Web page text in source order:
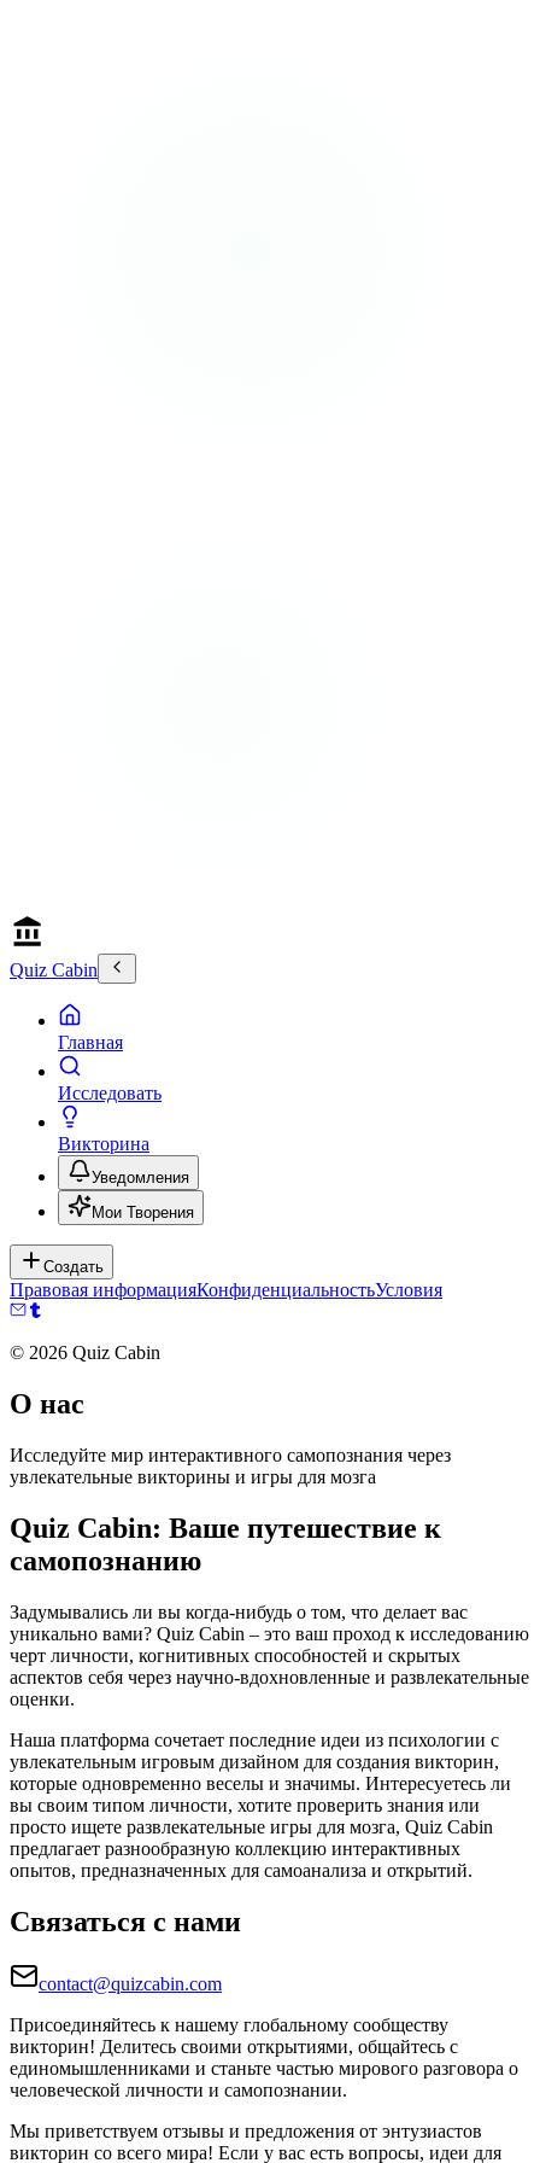
Quiz Cabin
Главная
Исследовать
Викторина
Уведомления
Мои Творения
Создать
Правовая информацияКонфиденциальностьУсловия
© 2026 Quiz Cabin
О нас
Исследуйте мир интерактивного самопознания через
увлекательные викторины и игры для мозга
Quiz Cabin: Ваше путешествие к
самопознанию
Задумывались ли вы когда-нибудь о том, что делает вас
уникально вами? Quiz Cabin – это ваш проход к исследованию
черт личности, когнитивных способностей и скрытых
аспектов себя через научно-вдохновленные и развлекательные
оценки.
Наша платформа сочетает последние идеи из психологии с
увлекательным игровым дизайном для создания викторин,
которые одновременно веселы и значимы. Интересуетесь ли
вы своим типом личности, хотите проверить знания или
просто ищете развлекательные игры для мозга, Quiz Cabin
предлагает разнообразную коллекцию интерактивных
опытов, предназначенных для самоанализа и открытий.
Связаться с нами
contact@quizcabin.com
Присоединяйтесь к нашему глобальному сообществу
викторин! Делитесь своими открытиями, общайтесь с
единомышленниками и станьте частью мирового разговора о
человеческой личности и самопознании.
Мы приветствуем отзывы и предложения от энтузиастов
викторин со всего мира! Если у вас есть вопросы, идеи для